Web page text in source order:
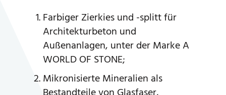
Farbiger Zierkies und -splitt für
Architekturbeton und
Außenanlagen, unter der Marke A
WORLD OF STONE;
Mikronisierte Mineralien als